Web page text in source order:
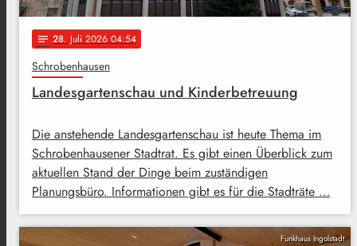
notes 28. Juli 2026 04:54
Schrobenhausen
Landesgartenschau und Kinderbetreuung
Die anstehende Landesgartenschau ist heute Thema im
Schrobenhausener Stadtrat. Es gibt einen Überblick zum
aktuellen Stand der Dinge beim zuständigen
Planungsbüro. Informationen gibt es für die Stadträte …
Funkhaus Ingolstadt